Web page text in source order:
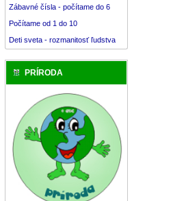
Zábavné čísla - počítame do 6
Počítame od 1 do 10
Deti sveta - rozmanitosť ľudstva
PRÍRODA